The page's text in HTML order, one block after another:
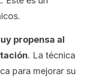
propensa al
. La técnica
para mejorar su